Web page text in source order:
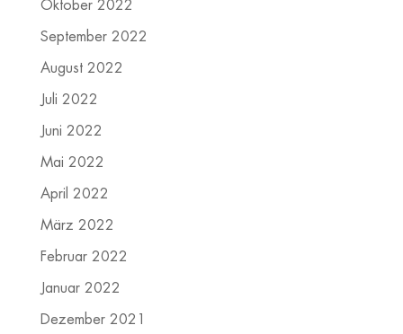
Oktober 2022
September 2022
August 2022
Juli 2022
Juni 2022
Mai 2022
April 2022
März 2022
Februar 2022
Januar 2022
Dezember 2021